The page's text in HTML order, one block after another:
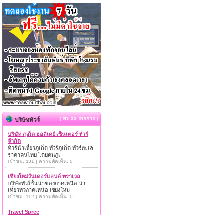
บริษัททัวร์ { พบ 33 รายการ }
บริษัท ภูเก็ต ฮอลิเดย์ เซ็นเตอร์ ทัวร์
จำกัด
ทัวร์นำเที่ยวภูเก็ต ทัวร์ภูเก็ต ทัวร์ทะเล
ราคาคนไทย โดยคนภูเ
เข้าชม: 131 | ความคิดเห็น: 0
เชียงใหม่วันเดอร์แลนด์ ทราเวล
บริษัททัวร์ชั้นนำของภาคเหนือ นำ
เที่ยวทั่วภาคเหนือ เชียงใหม่
เข้าชม: 112 | ความคิดเห็น: 0
Travel Spree